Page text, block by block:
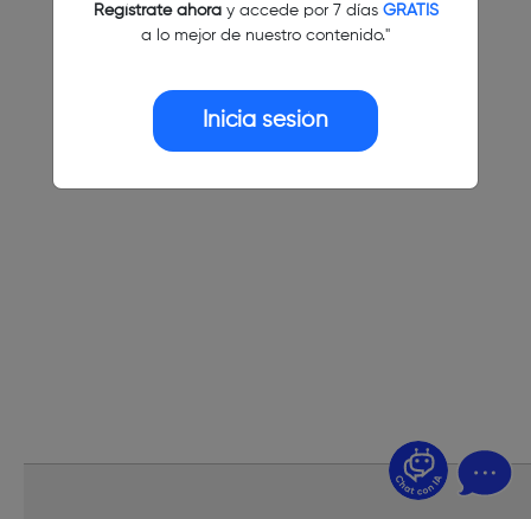
Regístrate ahoray accede por 7 días GRATIS
a lo mejor de nuestro contenido."
Inicia sesión